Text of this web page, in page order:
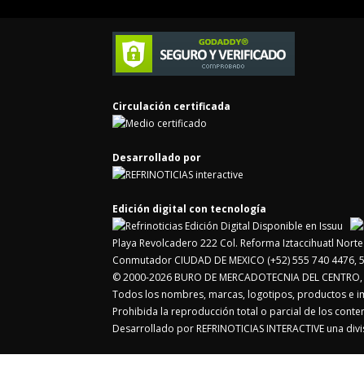
Circulación certificada
Desarrollado por
Edición digital con tecnología
Playa Revolcadero 222 Col. Reforma Iztaccihuatl Norte
Conmutador CIUDAD DE MEXICO (+52) 555 740 4476,
© 2000-2026 BURO DE MERCADOTECNIA DEL
Todos los nombres, marcas, logotipos, productos e
Prohibida la reproducción total o parcial de los
Desarrollado por REFRINOTICIAS INTERACTIVE una